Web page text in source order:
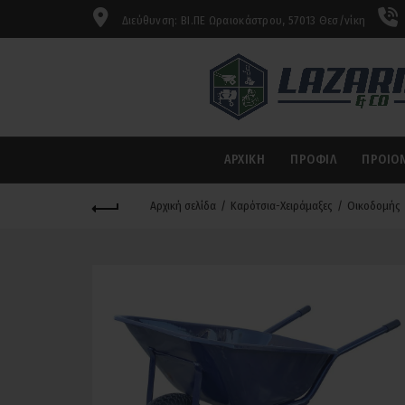
Διεύθυνση: ΒΙ.ΠΕ Ωραιοκάστρου, 57013 Θεσ/νίκη
ΑΡΧΙΚΉ ΠΡΟΦΊΛ
Αρχική σελίδα Καρότσια-Χειράμαξες Οικοδομής